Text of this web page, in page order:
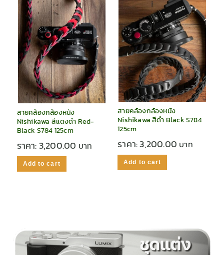
สายคล้องกล้องหนัง
Nishikawa สีแดงดำ Red-
Black S784 125cm
ราคา:3,200.00
Add to cart
สายคล้องกล้องหนัง
Nishikawa สีดำ Black S784
125cm
ราคา:3,200.00
Add to cart